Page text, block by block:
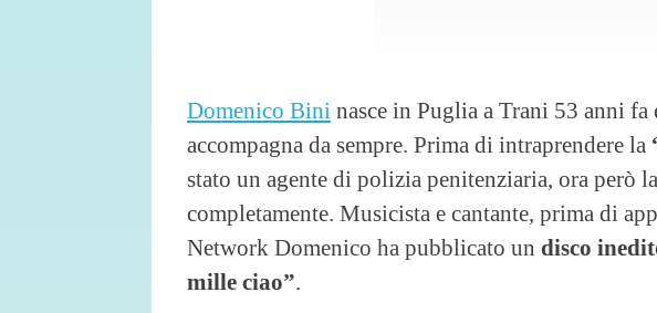
Domenico Bini nasce in Puglia a Trani 53 anni fa
accompagna da sempre. Prima di intraprendere la
stato un agente di polizia penitenziaria, ora però
completamente. Musicista e cantante, prima di
Network Domenico ha pubblicato un disco
mille ciao”.